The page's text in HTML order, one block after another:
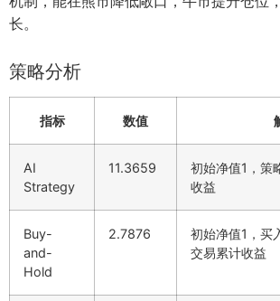
长。
策略分析
指标 数值
AI
Strategy
11.3659
初始净值1，策
收益
Buy-
and-
Hold
2.7876
初始净值1，买
交易累计收益